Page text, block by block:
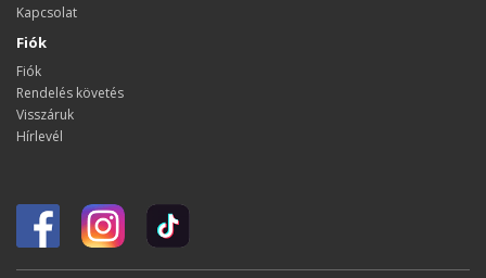
Kapcsolat
Fiók
Fiók
Rendelés követés
Visszáruk
Hírlevél